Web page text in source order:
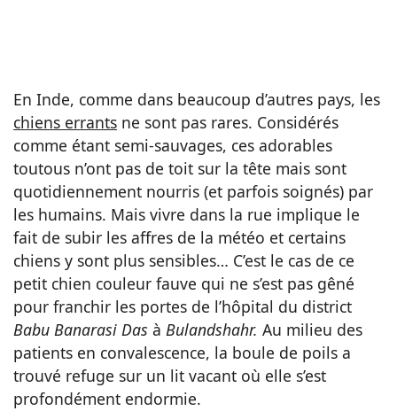
En Inde, comme dans beaucoup d’autres pays, les
chiens errants ne sont pas rares. Considérés
comme étant semi-sauvages, ces adorables
toutous n’ont pas de toit sur la tête mais sont
quotidiennement nourris (et parfois soignés) par
les humains. Mais vivre dans la rue implique le
fait de subir les affres de la météo et certains
chiens y sont plus sensibles… C’est le cas de ce
petit chien couleur fauve qui ne s’est pas gêné
pour franchir les portes de l’hôpital du district
Babu Banarasi Das à Bulandshahr. Au milieu des
patients en convalescence, la boule de poils a
trouvé refuge sur un lit vacant où elle s’est
profondément endormie.